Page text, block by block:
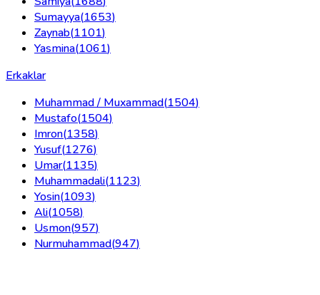
Sumayya(1653)
Zaynab(1101)
Yasmina(1061)
Erkaklar
Muhammad / Muxammad(1504)
Mustafo(1504)
Imron(1358)
Yusuf(1276)
Umar(1135)
Muhammadali(1123)
Yosin(1093)
Ali(1058)
Usmon(957)
Nurmuhammad(947)